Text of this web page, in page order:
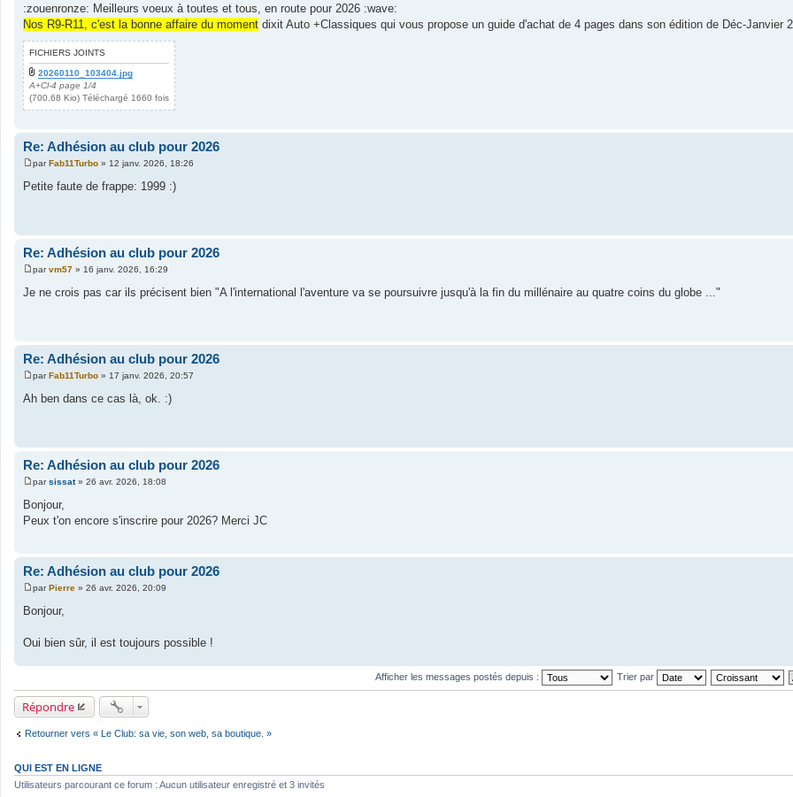
s
s
e
:zouenronze: Meilleurs voeux à toutes et tous, en route pour 2026 :wave:
Nos R9-R11, c'est la bonne affaire du moment dixit Auto +Classiques qui vous propose un guide d'achat de 4 pages dans son édition de Déc-Janvier
FICHIERS JOINTS
20260110_103404.jpg
A+Cl-4 page 1/4
(700.68 Kio) Téléchargé 1660 fois
Re: Adhésion au club pour 2026
M
s
e
parFab11Turbo » 12 janv. 2026, 18:26
Petite faute de frappe: 1999 :)
Re: Adhésion au club pour 2026
M
s
parvm57 » 16 janv. 2026, 16:29
Je ne crois pas car ils précisent bien "A l'international l'aventure va se poursuivre jusqu'à la fin du millénaire au quatre coins du globe ..."
Re: Adhésion au club pour 2026
M
s
e
parFab11Turbo » 17 janv. 2026, 20:57
Ah ben dans ce cas là, ok. :)
Re: Adhésion au club pour 2026
M
s
s
parsissat» 26 avr. 2026, 18:08
Bonjour,
Peux t'on encore s'inscrire pour 2026? Merci JC
Re: Adhésion au club pour 2026
M
s
g
parPierre » 26 avr. 2026, 20:09
Bonjour,
Oui bien sûr, il est toujours possible !
Afficher les messages postés depuis : Trier par
Répondre
Retourner vers « Le Club: sa vie, son web, sa boutique. »
QUI EST EN LIGNE
Utilisateurs parcourant ce forum : Aucun utilisateur enregistré et 3 invités